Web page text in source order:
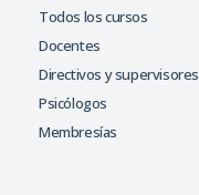
Todos los cursos
Docentes
Directivos y supervisores
Psicólogos
Membresías